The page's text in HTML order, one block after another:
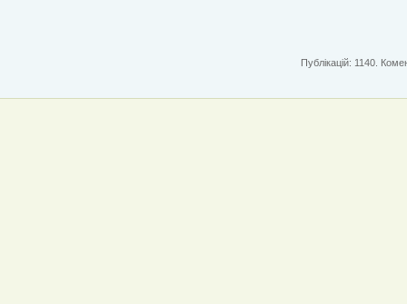
Публікацій: 1140.